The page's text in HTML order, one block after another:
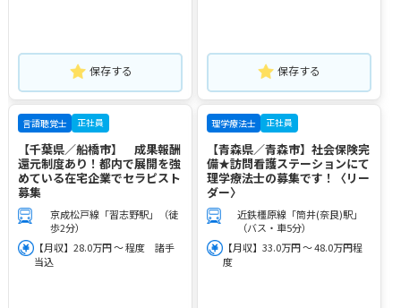
保存する 保存する
言語聴覚士 正社員
【千葉県／船橋市】 成果報酬
還元制度あり！都内で展開を強
めている在宅企業でセラピスト
募集
京成松戸線「習志野駅」（徒
歩2分）
【月収】28.0万円 ～ 程度 諸手
当込
理学療法士 正社員
【青森県／青森市】社会保険完
備★訪問看護ステーションにて
理学療法士の募集です！〈リー
ダー〉
近鉄橿原線「筒井(奈良)駅」
（バス・車5分）
【月収】33.0万円 ～ 48.0万円程
度